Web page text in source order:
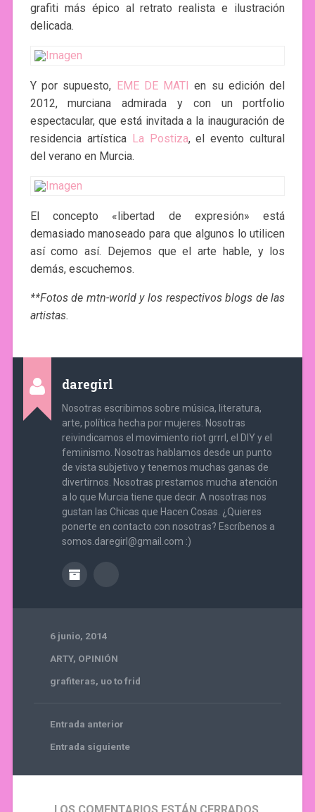
grafiti más épico al retrato realista e ilustración
delicada.
Y por supuesto, EME DE MATI en su edición del
2012, murciana admirada y con un portfolio
espectacular, que está invitada a la inauguración de
residencia artística La Postiza, el evento cultural
del verano en Murcia.
El concepto «libertad de expresión» está
demasiado manoseado para que algunos lo utilicen
así como así. Dejemos que el arte hable, y los
demás, escuchemos.
**Fotos de mtn-world y los respectivos blogs de las
artistas.
daregirl
Nosotras escribimos sobre música, literatura,
arte, política hecha por mujeres. Nosotras
reivindicamos el movimiento riot grrrl, el DIY y el
feminismo. Nosotras hablamos desde un punto
de vista subjetivo y tenemos muchas ganas de
divertirnos. Nosotras prestamos mucha atención
a lo que Murcia tiene que decir. A nosotras nos
gustan las Chicas que Hacen Cosas. ¿Quieres
ponerte en contacto con nosotras? Escríbenos a
somos.daregirl@gmail.com :)
6 junio, 2014
ARTY, OPINIÓN
grafiteras, uo to frid
Entrada anterior
Entrada siguiente